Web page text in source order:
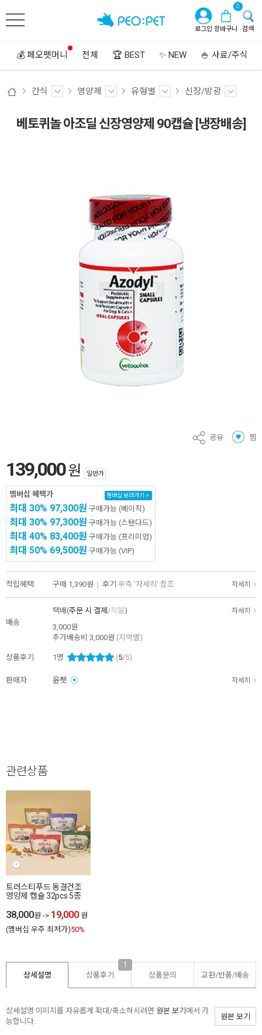
로그인 장바구니
0
검색
💰 페오펫머니 전체 🏆 BEST ✨ NEW 🍚 사료/주식
간식 영양제 유형별 신장/방광
베토퀴놀 아조딜 신장영양제 90캡슐 [냉장배송]
공유 찜
139,000원 일반가
멤버십 혜택가 멤버십 보러가기 >
최대 30% 97,300원 구매가능 (베이직)
최대 30% 97,300원 구매가능 (스탠다드)
최대 40% 83,400원 구매가능 (프리미엄)
최대 50% 69,500원 구매가능 (VIP)
적립혜택 구매 1,390원 | 후기 우측 '자세히' 참조 자세히
배송
택배(주문 시 결제 /착불) 자세히
3,000원
추가배송비 3,000원 (지역별)
상품후기 1 명 (5/5)
판매자 윤펫 자세히
관련상품
트러스티푸드 동결건조
영양제 캡슐 32pcs 5종
38,000원 -> 19,000 원
(멤버십 우주 최저가)50%
상세설명 상품후기
1
상품문의 교환/반품/배송
상세설명 이미지를 자유롭게 확대/축소하시려면 원본 보기 에서 가
능합니다.
원본 보기